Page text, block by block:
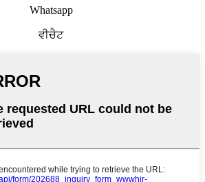
Whatsapp
ਵੀਚੈਟ